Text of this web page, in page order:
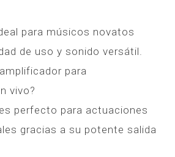
para músicos novatos
de uso y sonido versátil.
para
vivo?
perfecto para actuaciones
gracias a su potente salida